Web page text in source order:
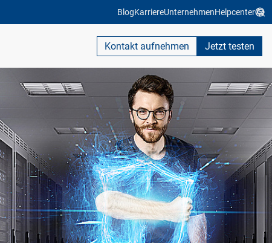
BlogKarriereUnternehmenHelpcenter
Kontakt aufnehmen Jetzt testen